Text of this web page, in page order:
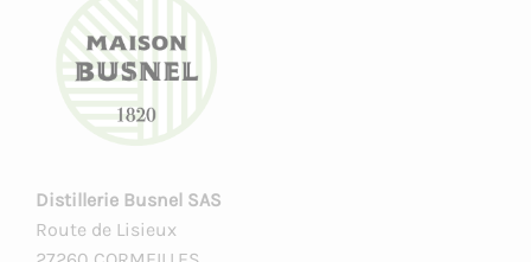
Distillerie Busnel SAS
Route de Lisieux